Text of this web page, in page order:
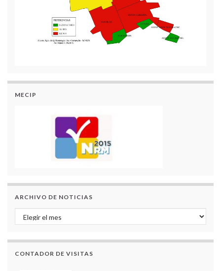
MECIP
ARCHIVO DE NOTICIAS
Archivo de Noticias
CONTADOR DE VISITAS